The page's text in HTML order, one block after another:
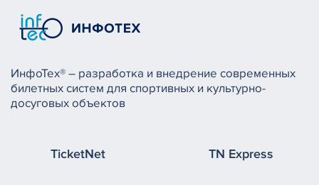
ИнфоТех® – разработка и внедрение современных
билетных систем для спортивных и культурно-
досуговых объектов
TicketNet TN Express